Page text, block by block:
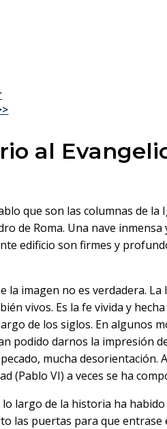
al
que son las columnas de
de Roma. Una nave
edificio son firmes y
la imagen no es verdadera.
vivos. Es la fe vivida y
de los siglos. En algunos
podido darnos la impresión
mucha desorientación.
(Pablo VI) a veces se ha
largo de la historia ha
las puertas para que